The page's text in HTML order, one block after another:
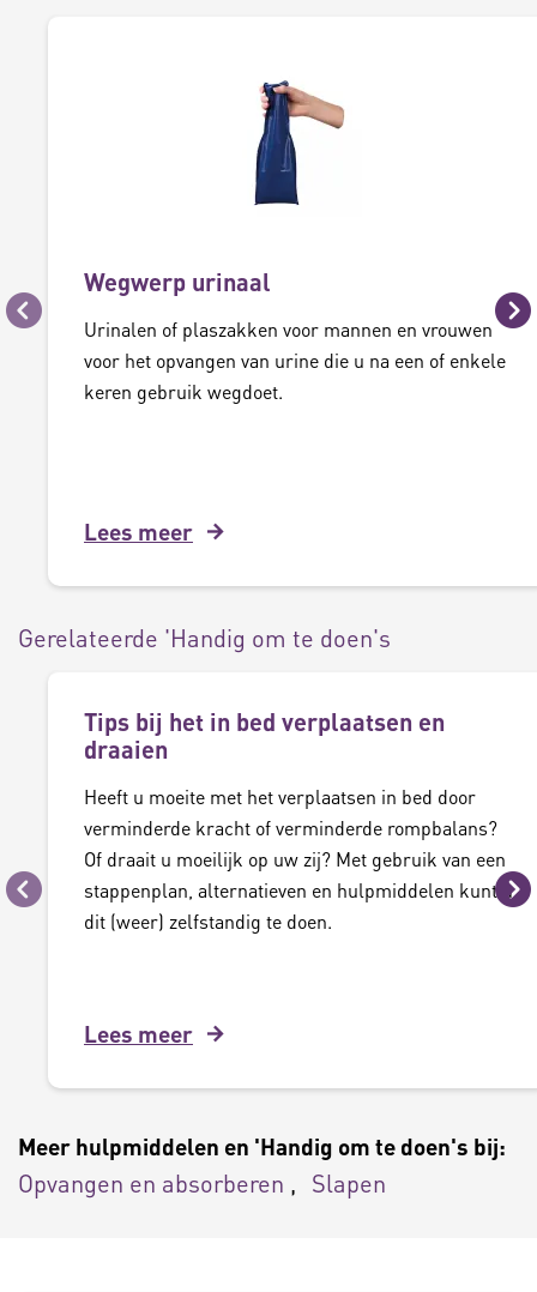
Vorige
Wegwerp urinaal
Urinalen of plaszakken voor mannen en vrouwen
voor het opvangen van urine die u na een of enkele
keren gebruik wegdoet.
Lees meer
Gerelateerde 'Handig om te doen's
Vorige
Tips bij het in bed verplaatsen en
draaien
Heeft u moeite met het verplaatsen in bed door
verminderde kracht of verminderde rompbalans?
Of draait u moeilijk op uw zij? Met gebruik van een
stappenplan, alternatieven en hulpmiddelen kunt u
dit (weer) zelfstandig te doen.
Lees meer
Meer hulpmiddelen en 'Handig om te doen's bij:
Opvangen en absorberen Slapen